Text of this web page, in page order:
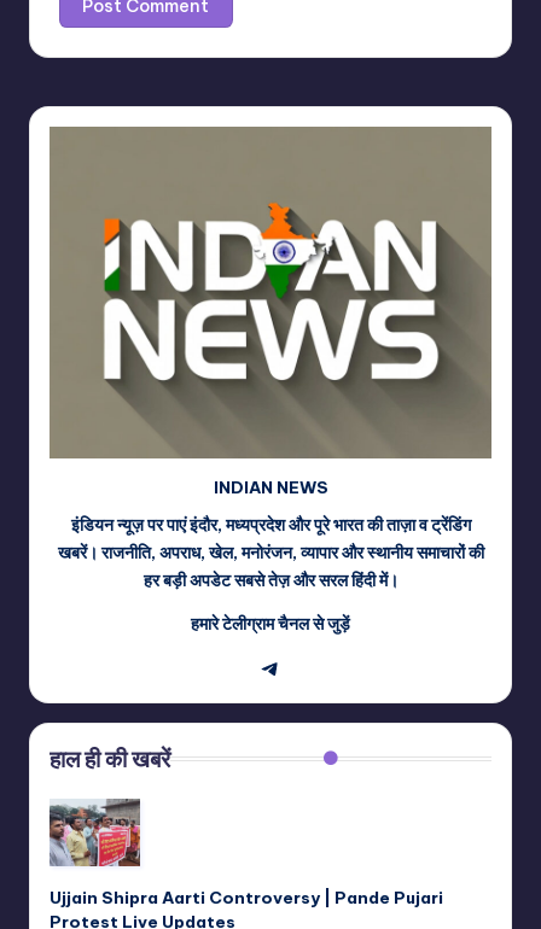
INDIAN NEWS
इंडियन न्यूज़ पर पाएं इंदौर, मध्यप्रदेश और पूरे भारत की ताज़ा व ट्रेंडिंग
खबरें। राजनीति, अपराध, खेल, मनोरंजन, व्यापार और स्थानीय समाचारों की
हर बड़ी अपडेट सबसे तेज़ और सरल हिंदी में।
हमारे टेलीग्राम चैनल से जुड़ें
Telegram
हाल ही की खबरें
Ujjain Shipra Aarti Controversy | Pande Pujari
Protest Live Updates